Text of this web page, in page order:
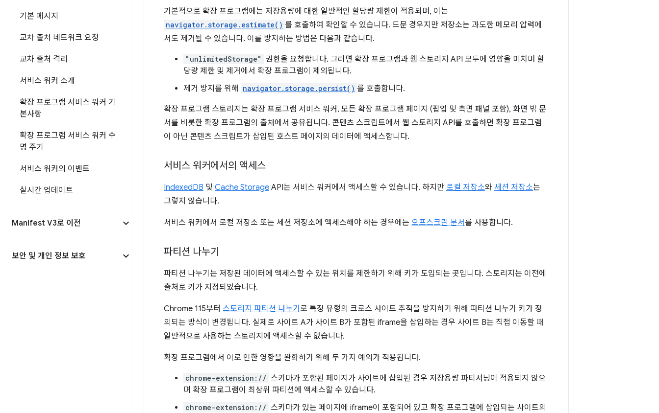
기본 메시지
교차 출처 네트워크 요청
교차 출처 격리
서비스 워커 소개
확장 프로그램 서비스 워커 기
본사항
확장 프로그램 서비스 워커 수
명 주기
서비스 워커의 이벤트
실시간 업데이트
Manifest V3로 이전
보안 및 개인 정보 보호
기본적으로 확장 프로그램에는 저장용량에 대한 일반적인 할당량 제한이 적용되며, 이는
navigator.storage.estimate() 를 호출하여 확인할 수 있습니다. 드문 경우지만 저장소는 과도한 메모리 압력에
서도 제거될 수 있습니다. 이를 방지하는 방법은 다음과 같습니다.
"unlimitedStorage" 권한을 요청합니다. 그러면 확장 프로그램과 웹 스토리지 API 모두에 영향을 미치며 할
당량 제한 및 제거에서 확장 프로그램이 제외됩니다.
제거 방지를 위해
navigator.storage.persist() 를 호출합니다.
확장 프로그램 스토리지는 확장 프로그램 서비스 워커, 모든 확장 프로그램 페이지 (팝업 및 측면 패널 포함), 화면 밖 문
서를 비롯한 확장 프로그램의 출처에서 공유됩니다. 콘텐츠 스크립트에서 웹 스토리지 API를 호출하면 확장 프로그램
이 아닌 콘텐츠 스크립트가 삽입된 호스트 페이지의 데이터에 액세스합니다.
서비스 워커에서의 액세스
IndexedDB 및 Cache Storage API는 서비스 워커에서 액세스할 수 있습니다. 하지만 로컬 저장소와 세션 저장소는
그렇지 않습니다.
서비스 워커에서 로컬 저장소 또는 세션 저장소에 액세스해야 하는 경우에는 오프스크린 문서를 사용합니다.
파티션 나누기
파티션 나누기는 저장된 데이터에 액세스할 수 있는 위치를 제한하기 위해 키가 도입되는 곳입니다. 스토리지는 이전에
출처로 키가 지정되었습니다.
Chrome 115부터 스토리지 파티션 나누기 로 특정 유형의 크로스 사이트 추적을 방지하기 위해 파티션 나누기 키가 정
의되는 방식이 변경됩니다. 실제로 사이트 A가 사이트 B가 포함된 iframe을 삽입하는 경우 사이트 B는 직접 이동할 때
일반적으로 사용하는 스토리지에 액세스할 수 없습니다.
확장 프로그램에서 이로 인한 영향을 완화하기 위해 두 가지 예외가 적용됩니다.
chrome-extension:// 스키마가 포함된 페이지가 사이트에 삽입된 경우 저장용량 파티셔닝이 적용되지 않으
며 확장 프로그램이 최상위 파티션에 액세스할 수 있습니다.
chrome-extension:// 스키마가 있는 페이지에 iframe이 포함되어 있고 확장 프로그램에 삽입되는 사이트의